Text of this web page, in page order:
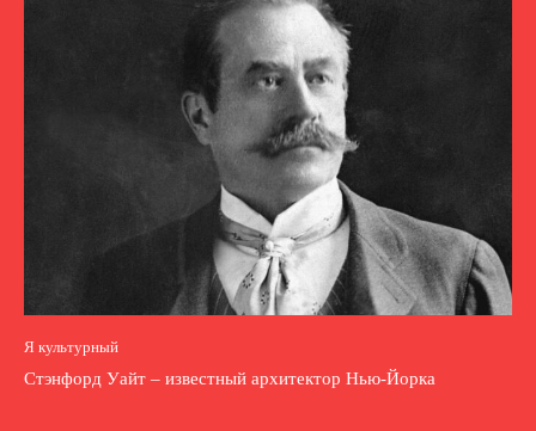
Я культурный
Стэнфорд Уайт – известный архитектор Нью-Йорка